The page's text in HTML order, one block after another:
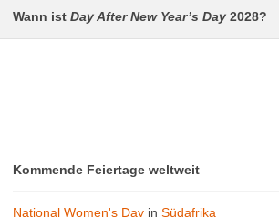
Wann istDay After New Year’s Day 2028?
Kommende Feiertage weltweit
National Women's Day inSüdafrika